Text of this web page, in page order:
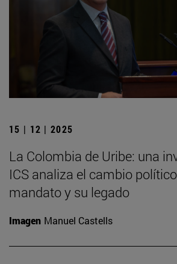
15 | 12 | 2025
La Colombia de Uribe: una
ICS analiza el cambio
mandato y su legado
Imagen Manuel Castells